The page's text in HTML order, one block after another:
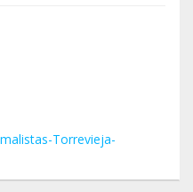
Torrevieja-